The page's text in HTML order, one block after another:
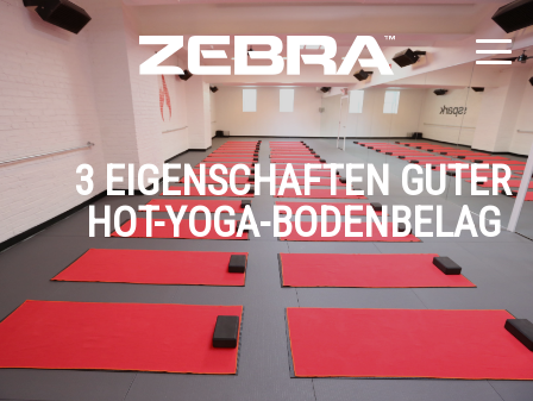
3 EIGENSCHAFTEN GUTER
HOT-YOGA-BODENBELAG